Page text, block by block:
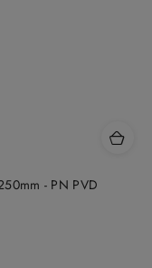
- PN PVD